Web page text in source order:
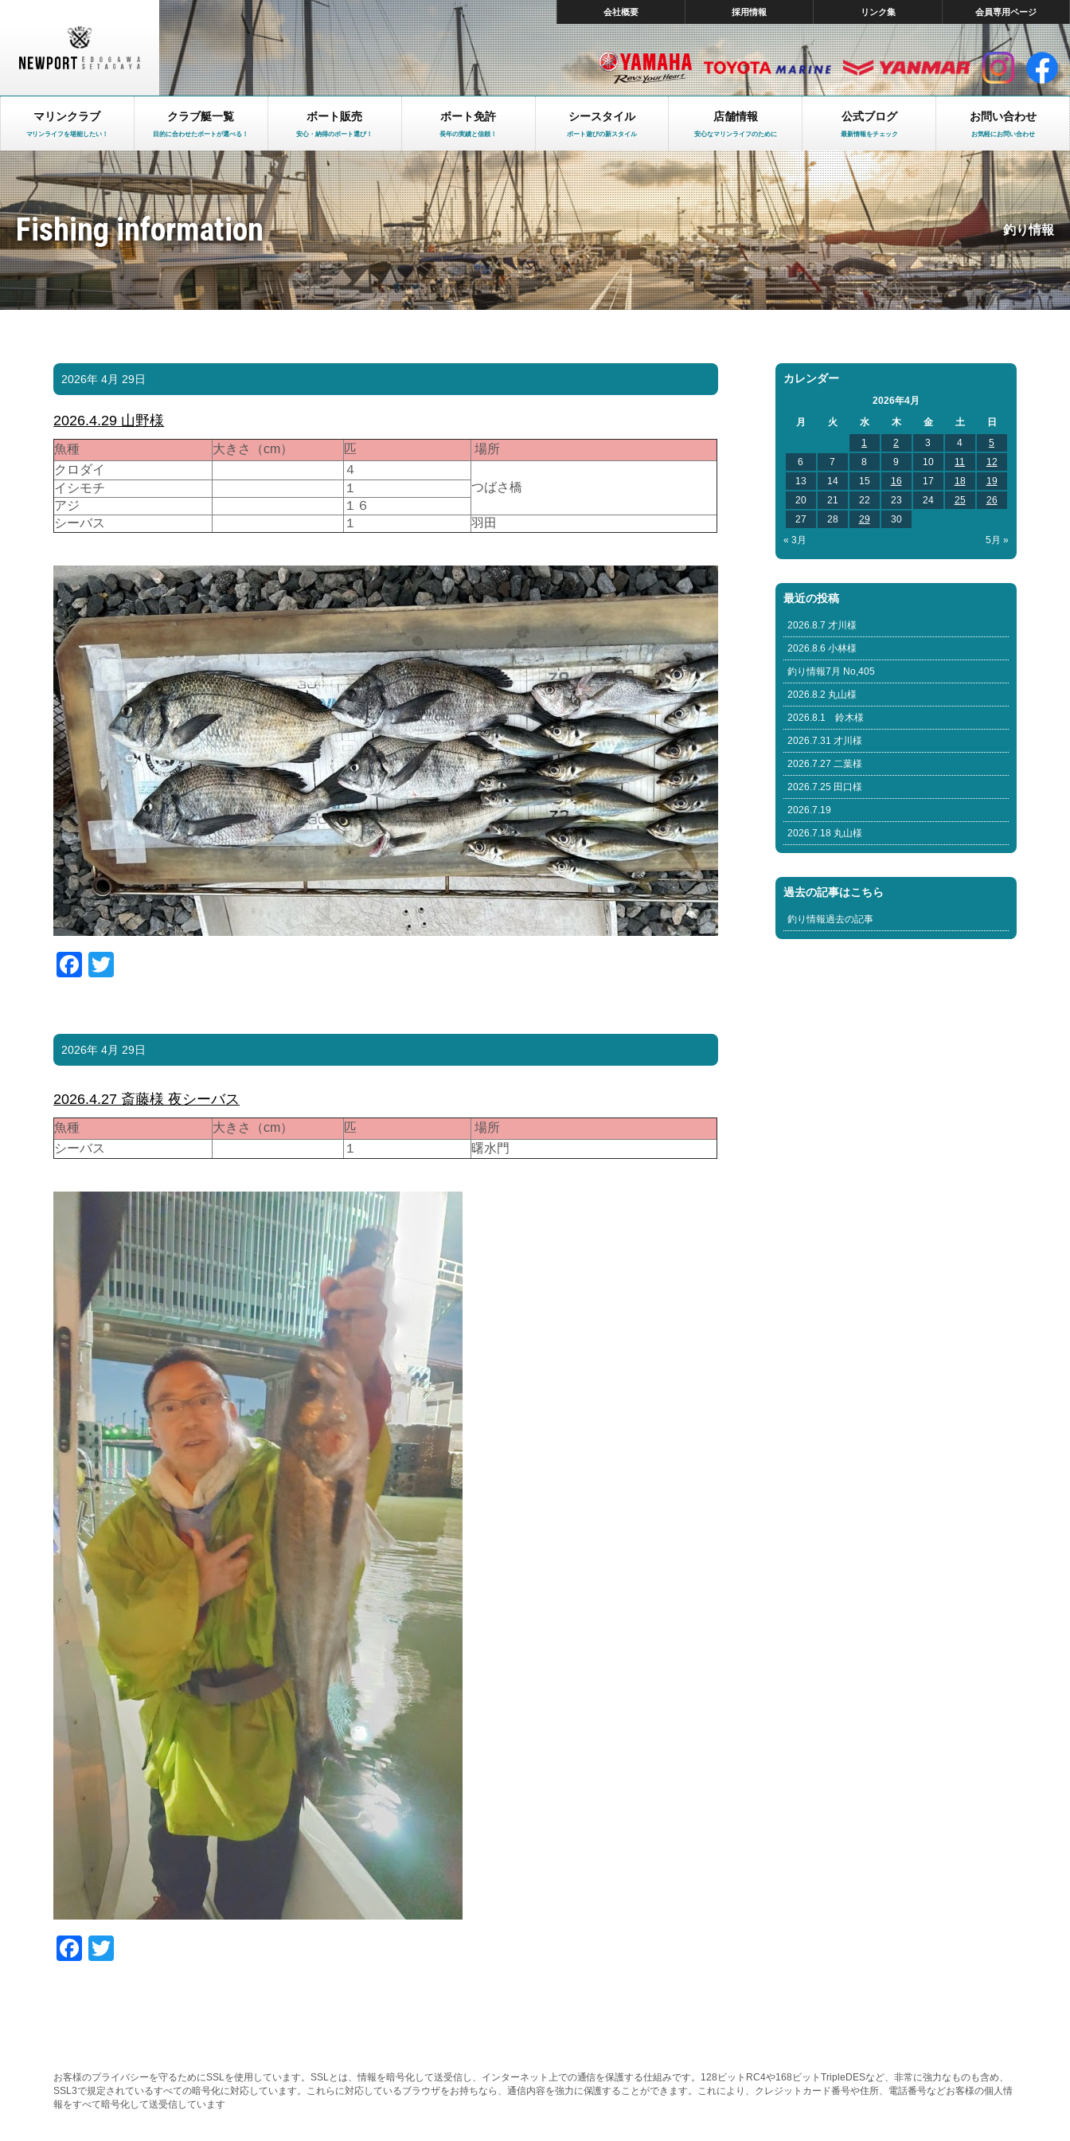
会社概要 採用情報 リンク集 会員専用ページ
マリンクラブ
マリンライフを堪能したい！
クラブ艇一覧
目的に合わせたボートが選べる！
ボート販売
安心・納得のボート選び！
ボート免許
長年の実績と信頼！
シースタイル
ボート遊びの新スタイル
店舗情報
安心なマリンライフのために
公式ブログ
最新情報をチェック
お問い合わせ
お気軽にお問い合わせ
Fishing information 釣り情報
2026年 4月 29日
2026.4.29 山野様
魚種 大きさ（cm） 匹
場所
クロダイ
４
つばさ橋
イシモチ
１
アジ
１６
シーバス
１ 羽田
Facebook
2026年 4月 29日
2026.4.27 斎藤様 夜シーバス
魚種 大きさ（cm） 匹
場所
シーバス
１ 曙水門
Facebook
カレンダー
2026年4月
月
火 水 木 金 土
日
1
2 3 4
5
6
7 8 9 10 11
12
13
14 15 16 17 18
19
20
21 22 23 24 25
26
27
28 29
30
« 3月
5月 »
最近の投稿
2026.8.7 才川様
2026.8.6 小林様
釣り情報7月 No,405
2026.8.2 丸山様
2026.8.1 鈴木様
2026.7.31 才川様
2026.7.27 二葉様
2026.7.25 田口様
2026.7.19
2026.7.18 丸山様
過去の記事はこちら
釣り情報過去の記事
お客様のプライバシーを守るためにSSLを使用しています。SSLとは、情報を暗号化して送受信し、インターネット上での通信を保護する仕組みです。128ビットRC4や168ビットTripleDESなど、非常に強力なものも含め、
SSL3で規定されているすべての暗号化に対応しています。これらに対応しているブラウザをお持ちなら、通信内容を強力に保護することができます。これにより、クレジットカード番号や住所、電話番号などお客様の個人情
報をすべて暗号化して送受信しています